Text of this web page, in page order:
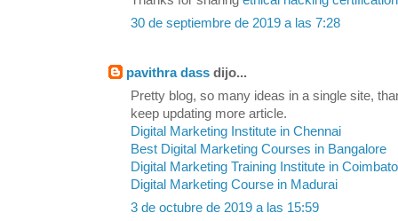
30 de septiembre de 2019 a las 7:28
pavithra dass dijo...
Pretty blog, so many ideas in a single site,
keep updating more article.
Digital Marketing Institute in Chennai
Best Digital Marketing Courses in Bangalore
Digital Marketing Training Institute in
Digital Marketing Course in Madurai
3 de octubre de 2019 a las 15:59